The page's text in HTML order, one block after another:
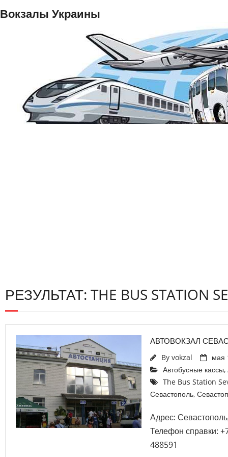
Вокзалы Украины
РЕЗУЛЬТАТ: THE BUS STATION
АВТОВОКЗАЛ
By vokzal
мая
Автобусные кассы,
The Bus Station
Севастополь,
Адрес:
Телефон справки:
488591